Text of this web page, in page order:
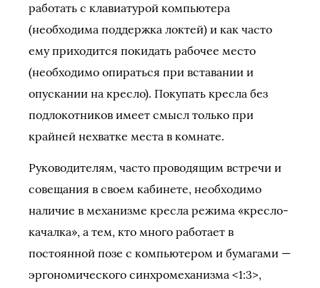
работать с клавиатурой компьютера
(необходима поддержка локтей) и как часто
ему приходится покидать рабочее место
(необходимо опираться при вставании и
опускании на кресло). Покупать кресла без
подлокотников имеет смысл только при
крайней нехватке места в комнате.
Руководителям, часто проводящим встречи и
совещания в своем кабинете, необходимо
наличие в механизме кресла режима «кресло-
качалка», а тем, кто много работает в
постоянной позе с компьютером и бумагами —
эргономического синхромеханизма <1:3>,